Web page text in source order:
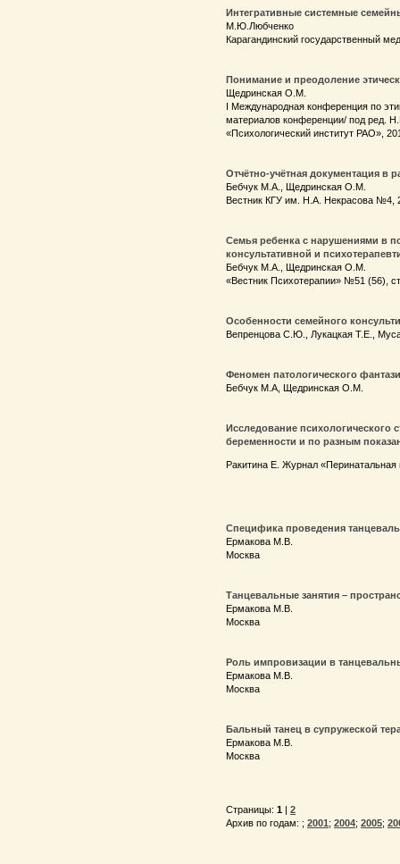
Интегративные системные
М.Ю.Любченко
Карагандинский государственный
Понимание и преодоление
Щедринская О.М.
I Международная конференция по
материалов конференции/ под ред.
«Психологический институт РАО»,
Отчётно-учётная документация в
Бебчук М.А., Щедринская О.М.
Вестник КГУ им. Н.А. Некрасова №4,
Семья ребенка с нарушениями в
консультативной и
Бебчук М.А., Щедринская О.М.
«Вестник Психотерапии» №51 (56),
Особенности семейного
Вепренцова С.Ю., Лукацкая Т.Е.,
Феномен патологического
Бебчук М.A, Щедринская О.М.
Исследование психологического
беременности и по разным
Ракитина Е. Журнал «Перинатальная
Специфика проведения
Ермакова М.В.
Москва
Танцевальные занятия –
Ермакова М.В.
Москва
Роль импровизации в
Ермакова М.В.
Москва
Бальный танец в супружеской
Ермакова М.В.
Москва
Страницы: 1 | 2
Архив по годам: ; 2001; 2004; 2005;